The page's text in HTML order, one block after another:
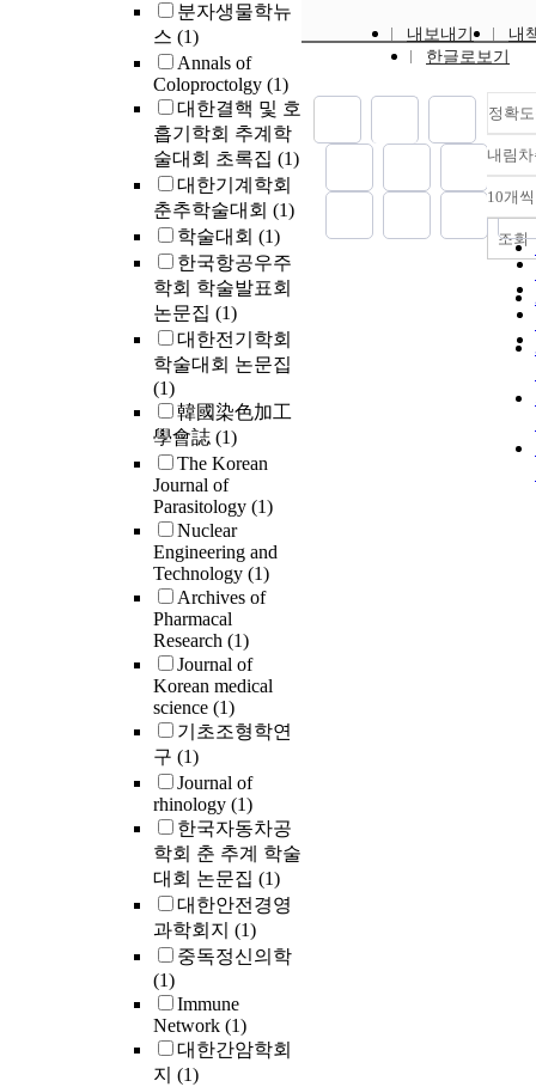
분자생물학뉴
스 (1)
Annals of
Coloproctolgy (1)
대한결핵 및 호
흡기학회 추계학
술대회 초록집 (1)
대한기계학회
춘추학술대회 (1)
학술대회 (1)
한국항공우주
학회 학술발표회
논문집 (1)
대한전기학회
학술대회 논문집
(1)
韓國染色加工
學會誌 (1)
The Korean
Journal of
Parasitology (1)
Nuclear
Engineering and
Technology (1)
Archives of
Pharmacal
Research (1)
Journal of
Korean medical
science (1)
기초조형학연
구 (1)
Journal of
rhinology (1)
한국자동차공
학회 춘 추계 학술
대회 논문집 (1)
대한안전경영
과학회지 (1)
중독정신의학
(1)
Immune
Network (1)
대한간암학회
지 (1)
비선형 점탄
주파수보다
되었다. 그리
율 및 동적점
응답한계는
파수에 무관
γ_(EL) =
80% 정도의
었다. 나아가
급수의 3차
비선형 거동
에서도 크게
는데 성능평
제 함정에서
운 점을 고려
에 설치된 3
뮬레이터를
법을 제시하
성능평가 결
렬 설계과정
었던 성능 및
치하였다.
내보내기
내
한글로보기
정확
내림
10개
조회